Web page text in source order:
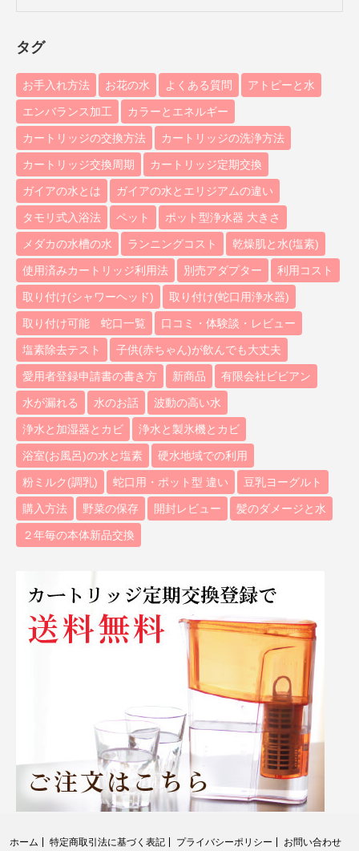
タグ
お手入れ方法 お花の水 よくある質問 アトピーと水
エンバランス加工 カラーとエネルギー
カートリッジの交換方法 カートリッジの洗浄方法
カートリッジ交換周期 カートリッジ定期交換
ガイアの水とは ガイアの水とエリジアムの違い
タモリ式入浴法 ペット ポット型浄水器 大きさ
メダカの水槽の水 ランニングコスト 乾燥肌と水(塩素)
使用済みカートリッジ利用法 別売アダプター 利用コスト
取り付け(シャワーヘッド) 取り付け(蛇口用浄水器)
取り付け可能 蛇口一覧 口コミ・体験談・レビュー
塩素除去テスト 子供(赤ちゃん)が飲んでも大丈夫
愛用者登録申請書の書き方 新商品 有限会社ビビアン
水が漏れる 水のお話 波動の高い水
浄水と加湿器とカビ 浄水と製氷機とカビ
浴室(お風呂)の水と塩素 硬水地域での利用
粉ミルク(調乳) 蛇口用・ポット型 違い 豆乳ヨーグルト
購入方法 野菜の保存 開封レビュー 髪のダメージと水
２年毎の本体新品交換
ホーム 特定商取引法に基づく表記 プライバシーポリシー お問い合わせ